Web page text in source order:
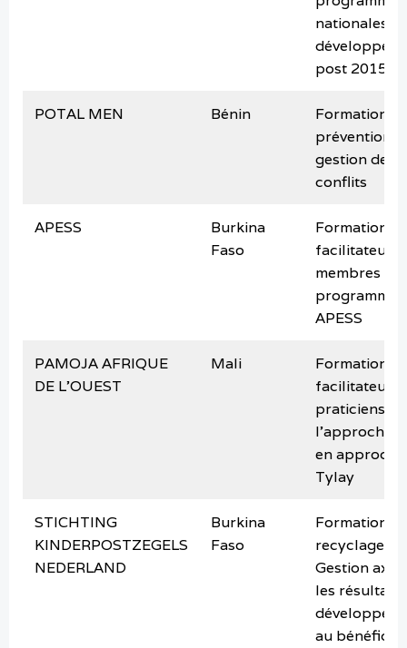
nationales
post 2015
POTAL MEN Bénin
Formation
prévention
gestion des
conflits
APESS
Burkina
Faso
Formation
facilitateurs
membres du
programme
APESS
PAMOJA AFRIQUE
DE L’OUEST
Mali
Formation
facilitateurs
praticiens de
l’approche
en approche
Tylay
STICHTING
KINDERPOSTZEGELS
NEDERLAND
Burkina
Faso
Formation
recyclage
Gestion
les résultats
au bénéfice